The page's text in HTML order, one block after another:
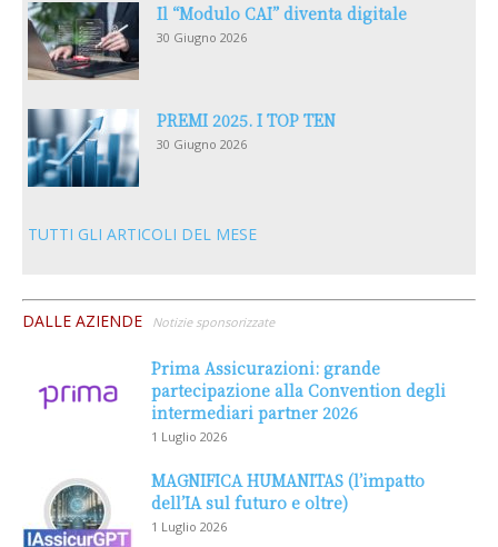
Il “Modulo CAI” diventa digitale
30 Giugno 2026
PREMI 2025. I TOP TEN
30 Giugno 2026
TUTTI GLI ARTICOLI DEL MESE
DALLE AZIENDE Notizie sponsorizzate
Prima Assicurazioni: grande
partecipazione alla Convention degli
intermediari partner 2026
1 Luglio 2026
MAGNIFICA HUMANITAS (l’impatto
dell’IA sul futuro e oltre)
1 Luglio 2026